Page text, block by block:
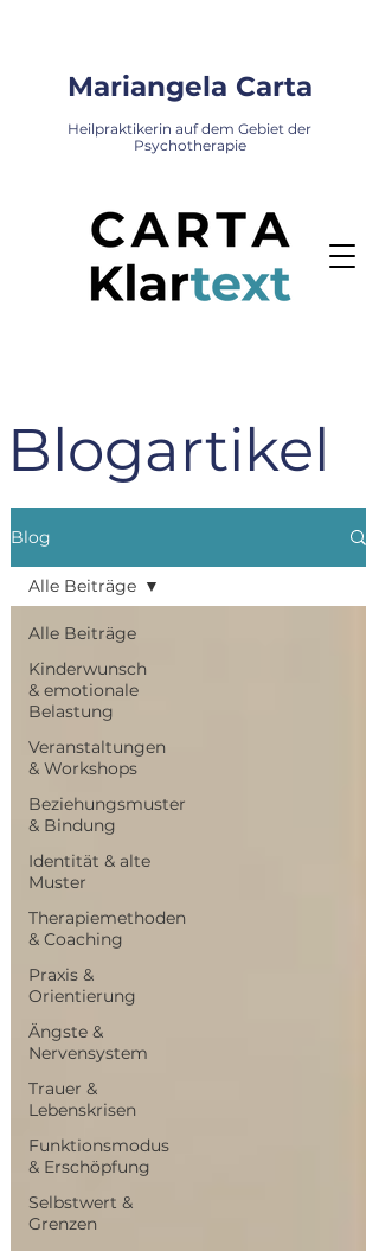
Mariangela Carta
Heilpraktikerin auf dem Gebiet der
Psychotherapie
Blogartikel
Blog
Alle Beiträge
Kinderwunsch
& emotionale
Belastung
Veranstaltungen
& Workshops
Beziehungsmuster
& Bindung
Identität & alte
Muster
Therapiemethoden
& Coaching
Praxis &
Orientierung
Ängste &
Nervensystem
Trauer &
Lebenskrisen
Funktionsmodus
& Erschöpfung
Selbstwert &
Grenzen
Alle Beiträge